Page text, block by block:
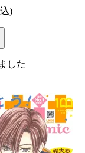
)
した